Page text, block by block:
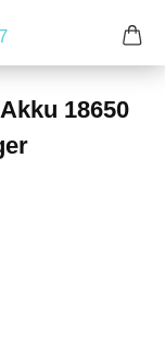
18650